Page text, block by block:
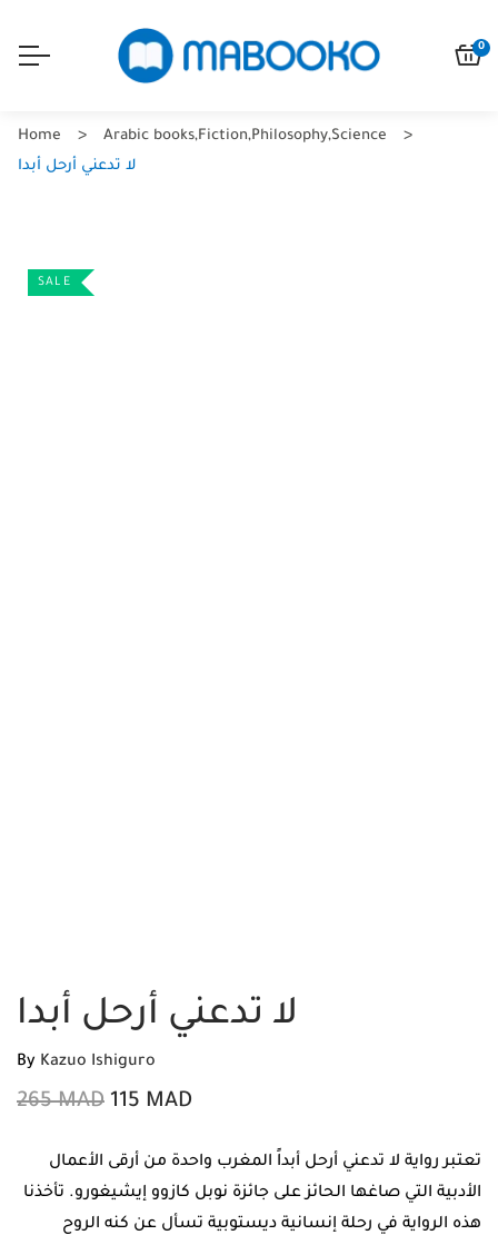
0
Home Arabic books,Fiction,Philosophy,Science
لا تدعني أرحل أبدا
SALE
لا تدعني أرحل أبدا
By Kazuo Ishiguro
265MAD 115 MAD
تعتبر رواية لا تدعني أرحل أبداً المغرب واحدة من أرقى الأعمال
الأدبية التي صاغها الحائز على جائزة نوبل كازوو إيشيغورو. تأخذنا
هذه الرواية في رحلة إنسانية ديستوبية تسأل عن كنه الروح